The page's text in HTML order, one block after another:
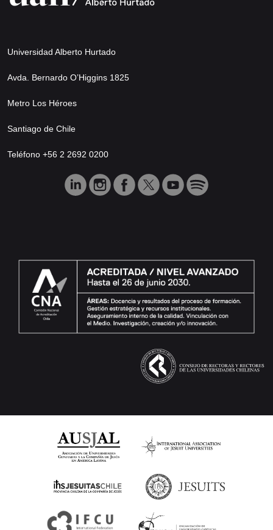
Universidad Alberto Hurtado
Avda. Bernardo O’Higgins 1825
Metro Los Héroes
Santiago de Chile
Teléfono +56 2 2692 0200